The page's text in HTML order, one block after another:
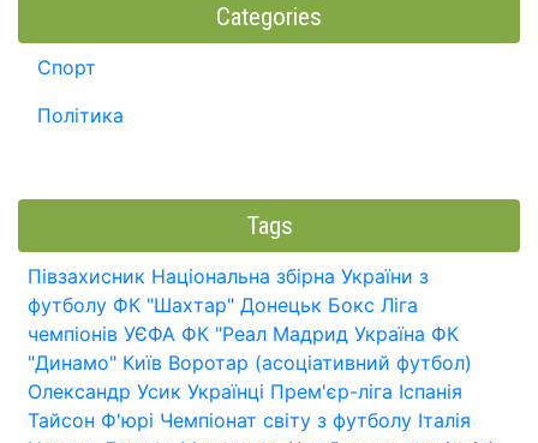
Categories
Спорт
Політика
Tags
Півзахисник Національна збірна України з
футболу ФК "Шахтар" Донецьк Бокс Ліга
чемпіонів УЄФА ФК "Реал Мадрид Україна ФК
"Динамо" Київ Воротар (асоціативний футбол)
Олександр Усик Українці Прем'єр-ліга Іспанія
Тайсон Ф'юрі Чемпіонат світу з футболу Італія